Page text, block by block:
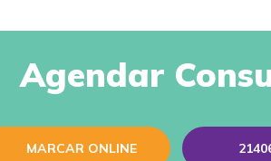
Agendar
MARCAR ONLINE